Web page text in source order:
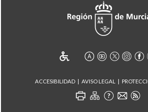
ACCESIBILIDAD AVISO LEGAL